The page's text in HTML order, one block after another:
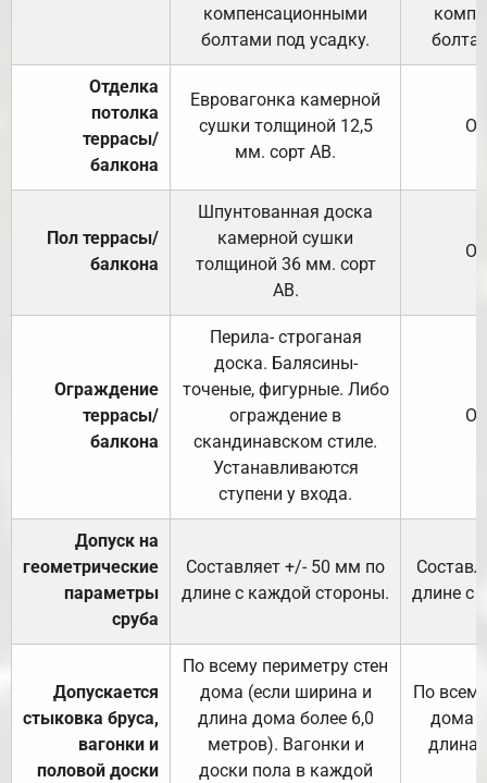
компенсационными
болтами под усадку.
Отделка
потолка
террасы/
балкона
Евровагонка камерной
сушки толщиной 12,5
мм. сорт АВ.
Пол террасы/
балкона
Шпунтованная доска
камерной сушки
толщиной 36 мм. сорт
АВ.
Ограждение
террасы/
балкона
Перила- строганая
доска. Балясины-
точеные, фигурные. Либо
ограждение в
скандинавском стиле.
Устанавливаются
ступени у входа.
Допуск на
геометрические
параметры
сруба
Составляет +/- 50 мм по
длине с каждой стороны.
длине с
Допускается
стыковка бруса,
вагонки и
половой доски
По всему периметру стен
дома (если ширина и
длина дома более 6,0
метров). Вагонки и
доски пола в каждой
По
дома
длина